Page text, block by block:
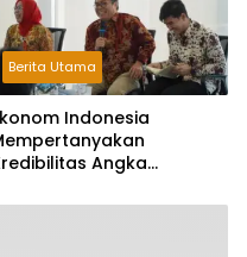
Berita Utama
Indonesia
Angka
Tapi Rapuh